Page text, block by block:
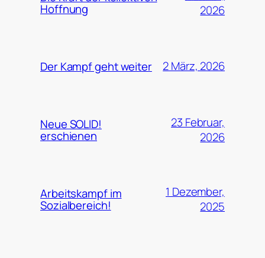
Hoffnung
2026
Der Kampf geht weiter 2 März, 2026
Neue SOLID!
erschienen
23 Februar,
2026
Arbeitskampf im
Sozialbereich!
1 Dezember,
2025